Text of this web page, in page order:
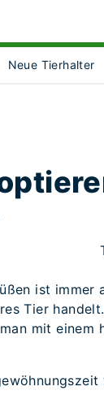
for [object Object]
Neue Tierhalter
ist immer
Tier
mit einem